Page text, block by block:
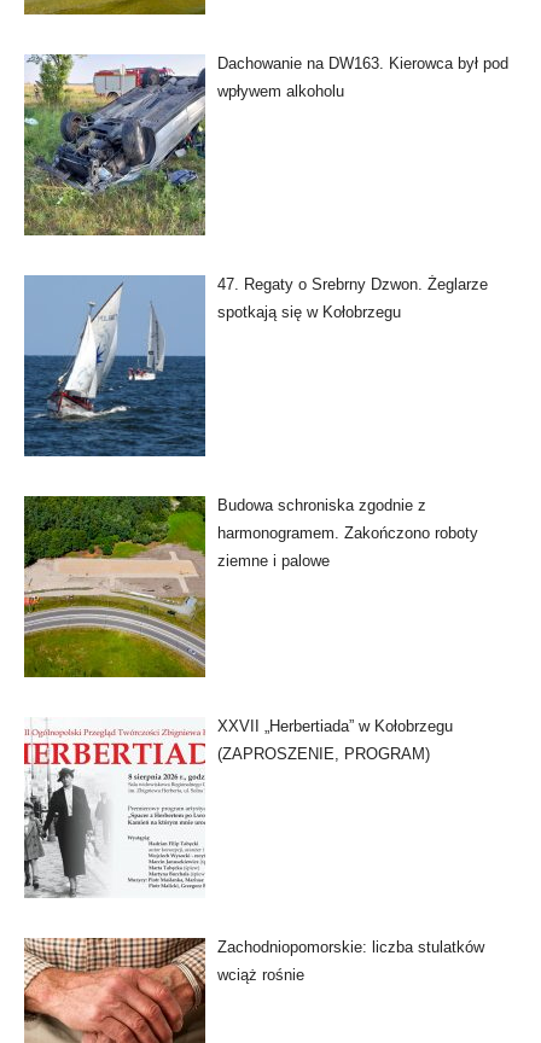
Dachowanie na DW163. Kierowca był pod
wpływem alkoholu
47. Regaty o Srebrny Dzwon. Żeglarze
spotkają się w Kołobrzegu
Budowa schroniska zgodnie z
harmonogramem. Zakończono roboty
ziemne i palowe
XXVII „Herbertiada” w Kołobrzegu
(ZAPROSZENIE, PROGRAM)
Zachodniopomorskie: liczba stulatków
wciąż rośnie